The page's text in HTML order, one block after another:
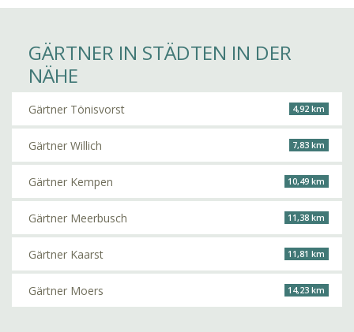
GÄRTNER IN STÄDTEN IN DER
NÄHE
Gärtner Tönisvorst 4,92 km
Gärtner Willich 7,83 km
Gärtner Kempen 10,49 km
Gärtner Meerbusch 11,38 km
Gärtner Kaarst 11,81 km
Gärtner Moers 14,23 km